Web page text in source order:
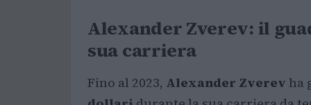
Alexander Zverev: il
sua carriera
Fino al 2023, Alexander Zverev ha